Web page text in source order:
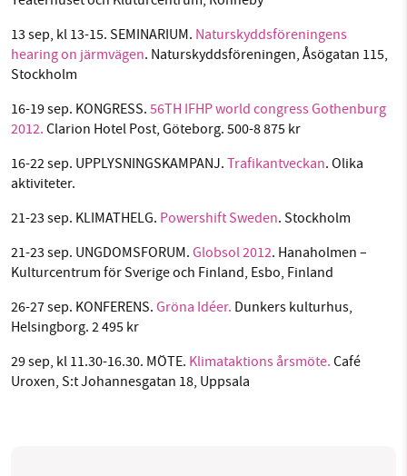
13 sep, kl 13-15. SEMINARIUM. Naturskyddsföreningens
hearing on järmvägen. Naturskyddsföreningen, Åsögatan 115,
Stockholm
16-19 sep. KONGRESS. 56TH IFHP world congress Gothenburg
2012. Clarion Hotel Post, Göteborg. 500-8 875 kr
16-22 sep. UPPLYSNINGSKAMPANJ. Trafikantveckan. Olika
aktiviteter.
21-23 sep. KLIMATHELG. Powershift Sweden. Stockholm
21-23 sep. UNGDOMSFORUM. Globsol 2012. Hanaholmen –
Kulturcentrum för Sverige och Finland, Esbo, Finland
26-27 sep. KONFERENS. Gröna Idéer. Dunkers kulturhus,
Helsingborg. 2 495 kr
29 sep, kl 11.30-16.30. MÖTE. Klimataktions årsmöte. Café
Uroxen, S:t Johannesgatan 18, Uppsala